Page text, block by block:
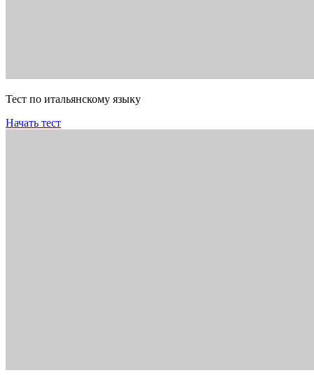
Тест по итальянскому языку
Начать тест